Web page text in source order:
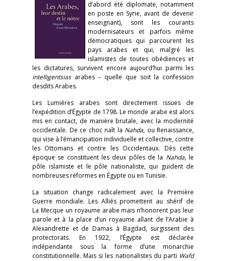
d’abord été diplomate, notamment
en poste en Syrie, avant de devenir
enseignant), sont les courants
modernisateurs et parfois même
démocratiques qui parcourent les
pays arabes et qui, malgré les
islamistes de toutes obédiences et
les dictatures, survivent encore aujourd’hui parmi les
intelligentsias arabes – quelle que soit la confession
desdits Arabes.
Les Lumières arabes sont directement issues de
l’expédition d’Égypte de 1798. Le monde arabe est alors
mis en contact, de manière brutale, avec la modernité
occidentale. De ce choc naît la Nahda, ou Renaissance,
qui vise à l’émancipation individuelle et collective, contre
les Ottomans et contre les Occidentaux. Dès cette
époque se constituent les deux pôles de la Nahda, le
pôle islamiste et le pôle nationaliste, qui guident de
nombreuses réformes en Égypte ou en Tunisie.
La situation change radicalement avec la Première
Guerre mondiale. Les Alliés promettent au shérif de
La Mecque un royaume arabe mais n’honorent pas leur
parole et à la place d’un royaume allant de l’Arabie à
Alexandrette et de Damas à Bagdad, surgissent des
protectorats. En 1922, l’Égypte est déclarée
indépendante sous la forme d’une monarchie
constitutionnelle. Mais si les nationalistes du parti Wafd